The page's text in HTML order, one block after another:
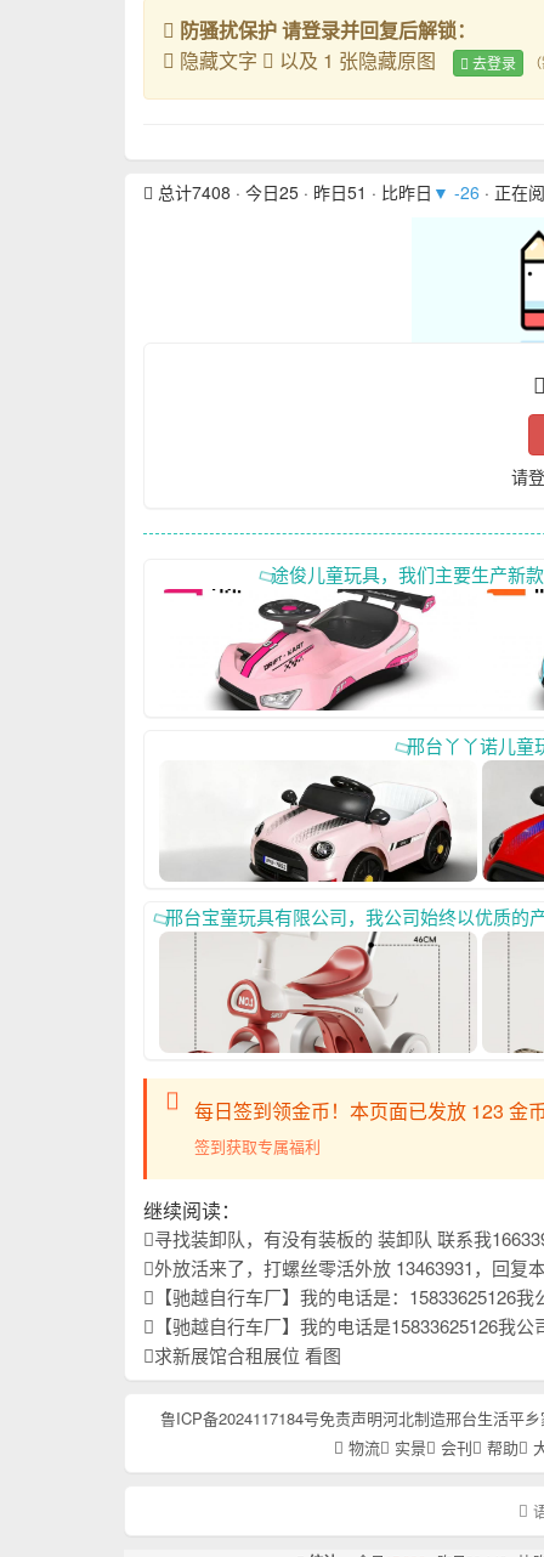
防骚扰保护 请登录并回复后解锁：
隐藏文字
以及 1 张隐藏原图 去登录
总计7408 · 今日25 · 昨日51 · 比昨日 ▼ -26 · 正在
请
途俊儿童玩具，我们主要生产新
邢台丫丫诺儿童
邢台宝童玩具有限公司，我公司始终以优质的产品质量和周到的售后
每日签到领金币！本页面已发放 123 金
签到获取专属福利
继续阅读：
寻找装卸队，有没有装板的 装卸队 联系我
外放活来了，打螺丝零活外放 13463931，回复
【驰越自行车厂】我的电话是：15833625126我公司主要生产儿童自行车，山地车，学生车我们始终以优
【驰越自行车厂】我的电话是15833625126我公司主要生产儿童自行车，学生车，山地车我们始终以优
求新展馆合租展位 看图
鲁ICP备2024117184号免责声明河北制造邢台生活平乡
物流
实景 会刊 帮助